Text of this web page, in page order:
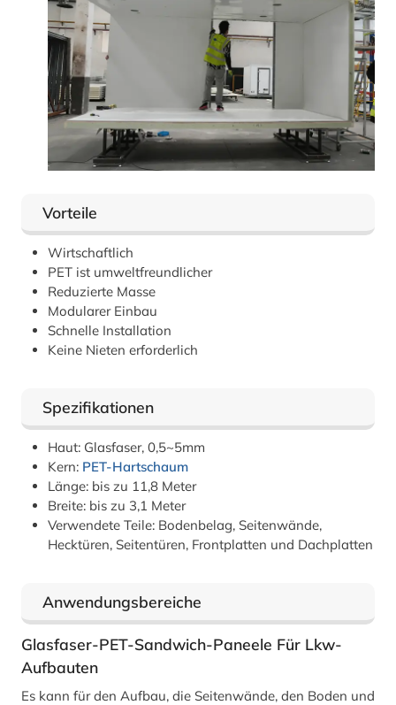
Vorteile
Wirtschaftlich
PET ist umweltfreundlicher
Reduzierte Masse
Modularer Einbau
Schnelle Installation
Keine Nieten erforderlich
Spezifikationen
Haut: Glasfaser, 0,5~5mm
Kern: PET-Hartschaum
Länge: bis zu 11,8 Meter
Breite: bis zu 3,1 Meter
Verwendete Teile: Bodenbelag, Seitenwände,
Hecktüren, Seitentüren, Frontplatten und Dachplatten
Anwendungsbereiche
Glasfaser-PET-Sandwich-Paneele Für Lkw-
Aufbauten
Es kann für den Aufbau, die Seitenwände, den Boden und